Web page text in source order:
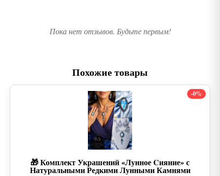
Пока нет отзывов. Будьте первым!
Похожие товары
-0%
🎁 Комплект Украшений «Лунное Cияние» с
Натуральными Редкими Лунными Камнями